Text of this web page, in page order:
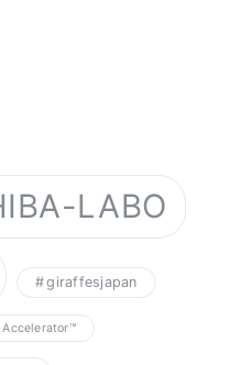
LABO
giraffesjapan
Accelerator™︎